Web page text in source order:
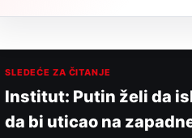
SLEDEĆE ZA ČITANJE
Institut: Putin želi da
da bi uticao na